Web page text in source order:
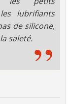
lubrifiants
de silicone,
saleté.